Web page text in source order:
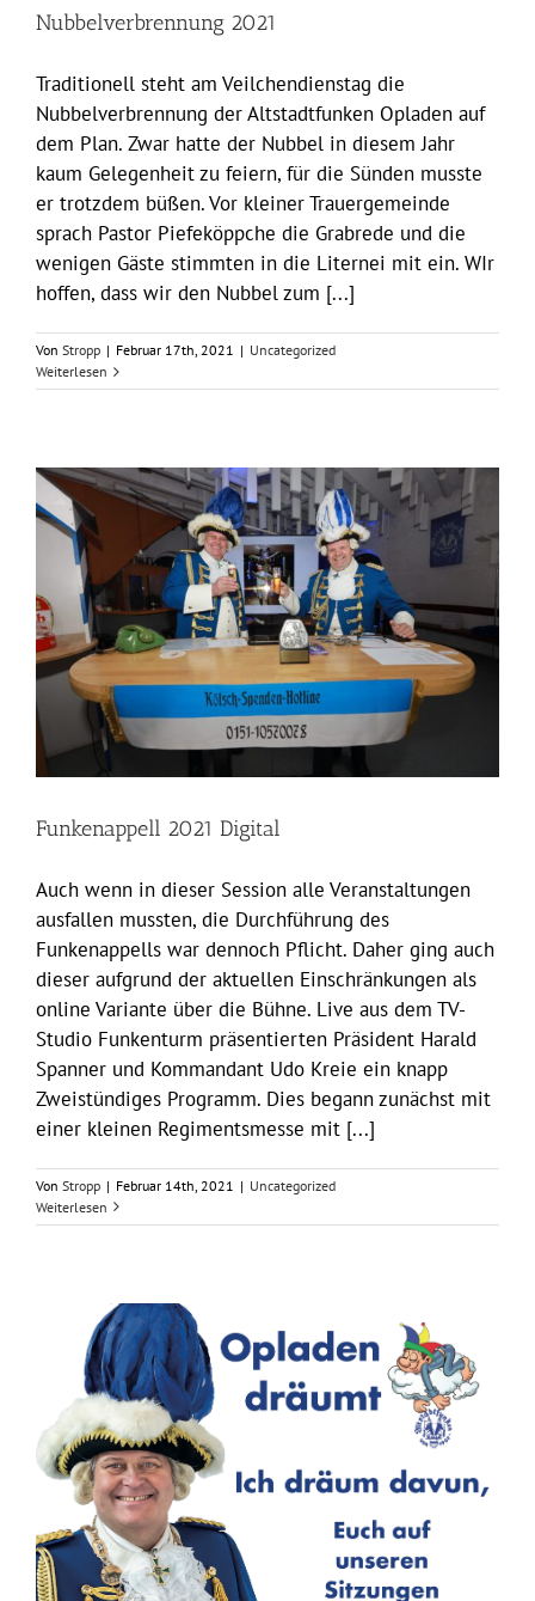
Nubbelverbrennung 2021
Traditionell steht am Veilchendienstag die
Nubbelverbrennung der Altstadtfunken Opladen auf
dem Plan. Zwar hatte der Nubbel in diesem Jahr
kaum Gelegenheit zu feiern, für die Sünden musste
er trotzdem büßen. Vor kleiner Trauergemeinde
sprach Pastor Piefeköppche die Grabrede und die
wenigen Gäste stimmten in die Liternei mit ein. WIr
hoffen, dass wir den Nubbel zum [...]
Von Stropp | Februar 17th, 2021 | Uncategorized
Weiterlesen
Funkenappell 2021 Digital
Auch wenn in dieser Session alle Veranstaltungen
ausfallen mussten, die Durchführung des
Funkenappells war dennoch Pflicht. Daher ging auch
dieser aufgrund der aktuellen Einschränkungen als
online Variante über die Bühne. Live aus dem TV-
Studio Funkenturm präsentierten Präsident Harald
Spanner und Kommandant Udo Kreie ein knapp
Zweistündiges Programm. Dies begann zunächst mit
einer kleinen Regimentsmesse mit [...]
Von Stropp | Februar 14th, 2021 | Uncategorized
Weiterlesen